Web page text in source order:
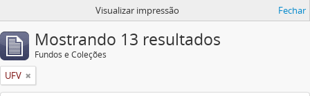
Visualizar impressão Fechar
Mostrando 13 resultados
Fundos e Coleções
UFV